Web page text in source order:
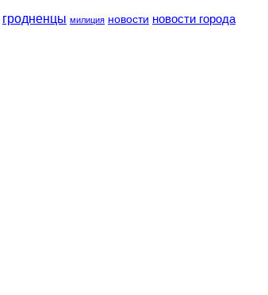
гродненцы милиция новости новости города